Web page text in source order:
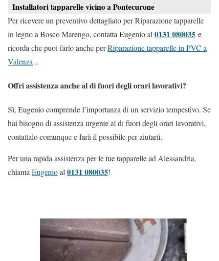
Installatori tapparelle vicino a Pontecurone
Per ricevere un preventivo dettagliato per Riparazione tapparelle
in legno a Bosco Marengo, contatta Eugenio al 0131 080035 e
ricorda che puoi farlo anche perRiparazione tapparelle in PVC a
Valenza ..
Offri assistenza anche al di fuori degli orari lavorativi?
Sì, Eugenio comprende l’importanza di un servizio tempestivo. Se
hai bisogno di assistenza urgente al di fuori degli orari lavorativi,
contattalo comunque e farà il possibile per aiutarti.
Per una rapida assistenza per le tue tapparelle ad Alessandria,
chiamaEugenioal0131 080035!